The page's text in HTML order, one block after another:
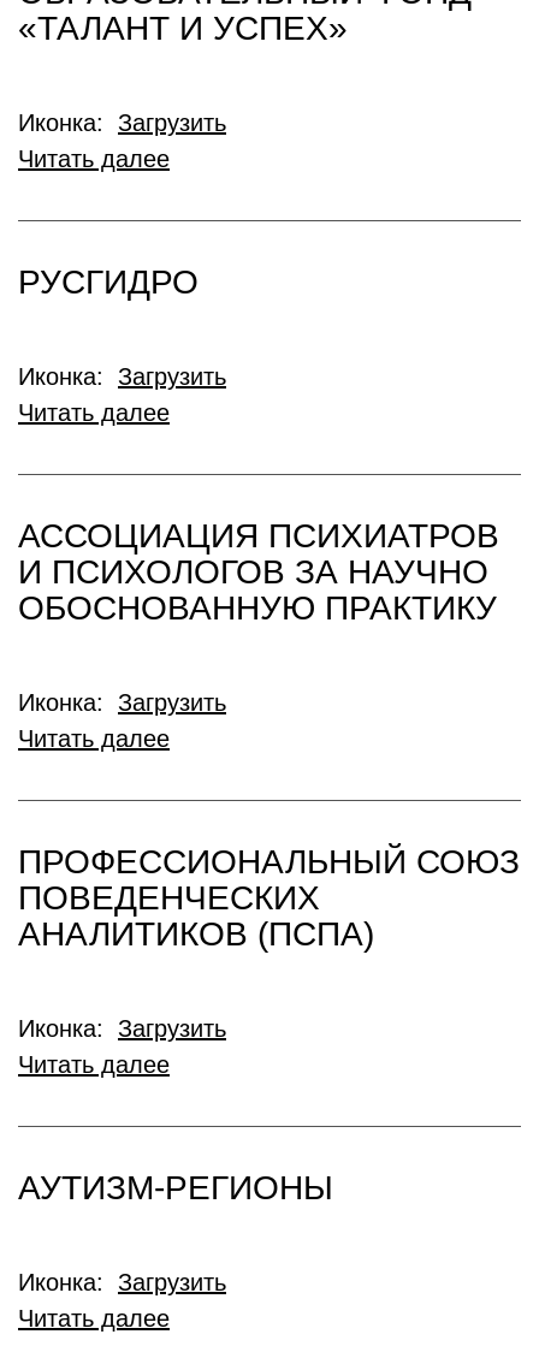
«ТАЛАНТ И УСПЕХ»
Иконка: Загрузить
Читать далее
РУСГИДРО
Иконка: Загрузить
Читать далее
АССОЦИАЦИЯ ПСИХИАТРОВ
И ПСИХОЛОГОВ ЗА НАУЧНО
ОБОСНОВАННУЮ ПРАКТИКУ
Иконка: Загрузить
Читать далее
ПРОФЕССИОНАЛЬНЫЙ СОЮЗ
ПОВЕДЕНЧЕСКИХ
АНАЛИТИКОВ (ПСПА)
Иконка: Загрузить
Читать далее
АУТИЗМ-РЕГИОНЫ
Иконка: Загрузить
Читать далее